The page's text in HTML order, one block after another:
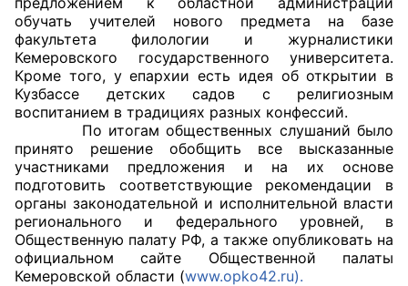
обучать учителей нового предмета на базе
факультета филологии и журналистики
Кемеровского государственного университета.
Кроме того, у епархии есть идея об открытии в
Кузбассе детских садов с религиозным
воспитанием в традициях разных конфессий.
По итогам общественных слушаний было
принято решение обобщить все высказанные
участниками предложения и на их основе
подготовить соответствующие рекомендации в
органы законодательной и исполнительной власти
регионального и федерального уровней, в
Общественную палату РФ, а также опубликовать на
официальном сайте Общественной палаты
Кемеровской области (www.opko42.ru).